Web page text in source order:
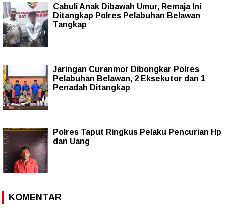
Cabuli Anak Dibawah Umur, Remaja Ini
Ditangkap Polres Pelabuhan Belawan
Tangkap
Jaringan Curanmor Dibongkar Polres
Pelabuhan Belawan, 2 Eksekutor dan 1
Penadah Ditangkap
Polres Taput Ringkus Pelaku Pencurian Hp
dan Uang
KOMENTAR